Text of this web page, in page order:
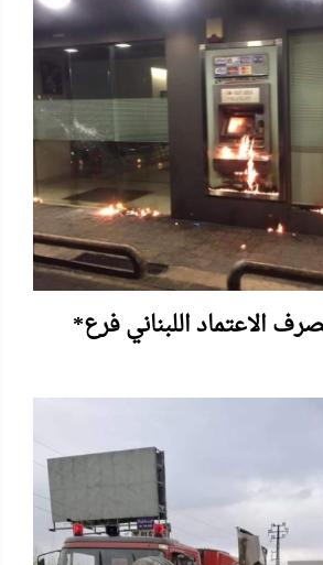
*إحراق واجهة مصرف الاعتماد اللبناني فرع